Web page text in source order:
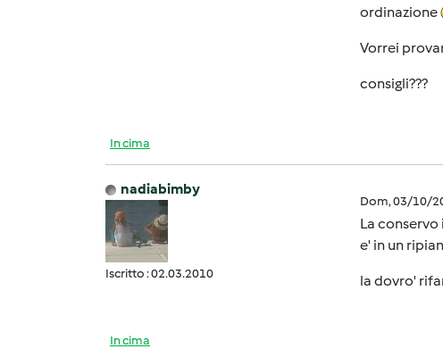
ordinazione
Vorrei
consigli???
In cima
nadiabimby
Iscritto : 02.03.2010
Dom, 03/10/
La conservo
e' in un
la dovro'
In cima